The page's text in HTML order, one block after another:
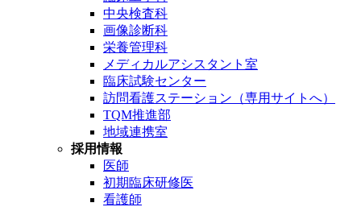
中央検査科
画像診断科
栄養管理科
メディカルアシスタント室
臨床試験センター
訪問看護ステーション（専用サイトへ）
TQM推進部
地域連携室
採用情報
医師
初期臨床研修医
看護師